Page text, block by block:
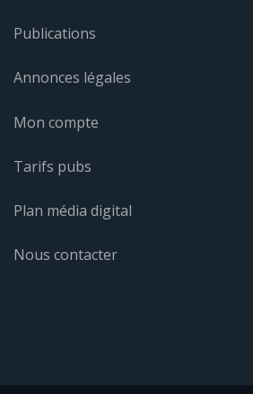
Publications
Annonces légales
Mon compte
Tarifs pubs
Plan média digital
Nous contacter